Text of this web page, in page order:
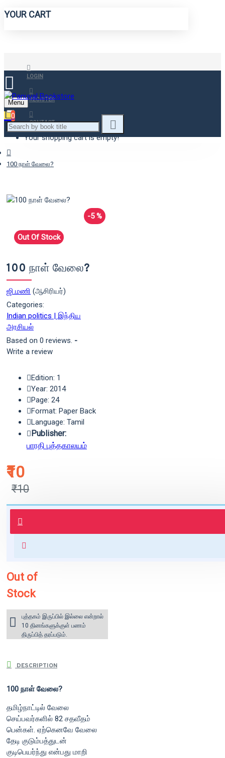
YOUR CART
LOGIN
REGISTER
CONTACT
Menu
0
Your shopping cart is empty!
100 நாள் வேலை?
-5 %
Out Of Stock
100 நாள் வேலை?
ஜி.மணி (ஆசிரியர்)
Categories:
Indian politics | இந்திய
அரசியல்
Based on 0 reviews. -
Write a review
₹10
₹10
Edition: 1
Year: 2014
Page: 24
Format: Paper Back
Language: Tamil
Publisher:
பாரதி புத்தகாலயம்
புத்தகம் 3 - 7 நாட்களில் அனுப்பி
வைக்கப்படும்.
for orders above ₹1000 within
Out of
Stock
புத்தகம் இருப்பில் இல்லை என்றால்
10 தினங்களுக்குள் பணம்
திருப்பித் தரப்படும்.
DESCRIPTION
100 நாள் வேலை?
தமிழ்நாட்டில் வேலை
செய்பவர்களில் 82 சதவீதம்
பென்கள். ஏற்கெனவே வேலை
தேடி குடும்பத்துடன்
குடிபெயர்ந்து என்பது மாறி